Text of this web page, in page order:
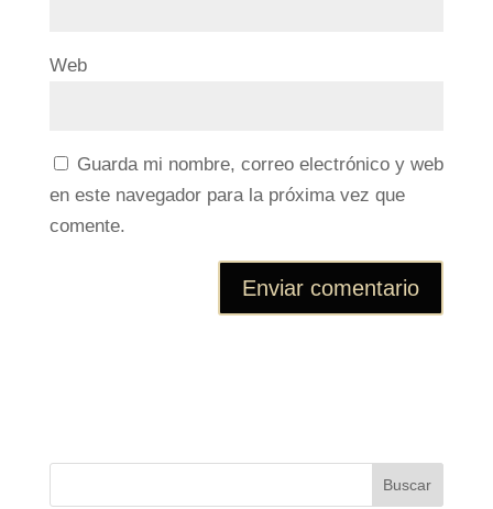
Web
Guarda mi nombre, correo electrónico y web
en este navegador para la próxima vez que
comente.